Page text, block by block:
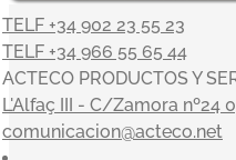
TELF +34 902 23 55 23
TELF +34 966 55 65 44
ACTECO PRODUCTOS Y
L'Alfaç III - C/Zamora nº24
comunicacion@acteco.net